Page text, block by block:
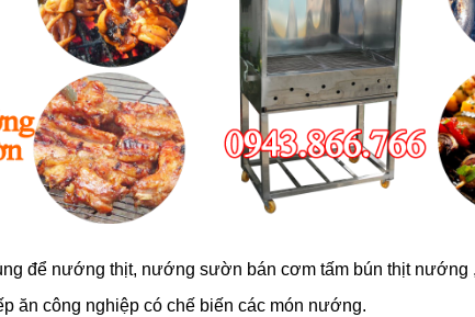
để nướng thịt, nướng sườn bán cơm tấm bún thịt
ăn công nghiệp có chế biến các món nướng.